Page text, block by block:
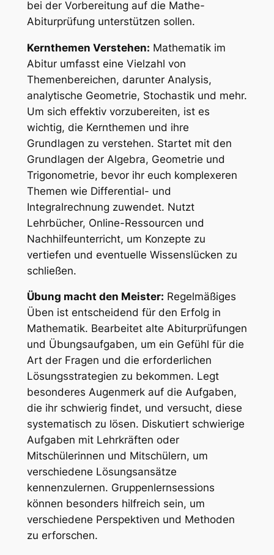
bei der Vorbereitung auf die Mathe-
Abiturprüfung unterstützen sollen.
Kernthemen Verstehen: Mathematik im
Abitur umfasst eine Vielzahl von
Themenbereichen, darunter Analysis,
analytische Geometrie, Stochastik und mehr.
Um sich effektiv vorzubereiten, ist es
wichtig, die Kernthemen und ihre
Grundlagen zu verstehen. Startet mit den
Grundlagen der Algebra, Geometrie und
Trigonometrie, bevor ihr euch komplexeren
Themen wie Differential- und
Integralrechnung zuwendet. Nutzt
Lehrbücher, Online-Ressourcen und
Nachhilfeunterricht, um Konzepte zu
vertiefen und eventuelle Wissenslücken zu
schließen.
Übung macht den Meister: Regelmäßiges
Üben ist entscheidend für den Erfolg in
Mathematik. Bearbeitet alte Abiturprüfungen
und Übungsaufgaben, um ein Gefühl für die
Art der Fragen und die erforderlichen
Lösungsstrategien zu bekommen. Legt
besonderes Augenmerk auf die Aufgaben,
die ihr schwierig findet, und versucht, diese
systematisch zu lösen. Diskutiert schwierige
Aufgaben mit Lehrkräften oder
Mitschülerinnen und Mitschülern, um
verschiedene Lösungsansätze
kennenzulernen. Gruppenlernsessions
können besonders hilfreich sein, um
verschiedene Perspektiven und Methoden
zu erforschen.